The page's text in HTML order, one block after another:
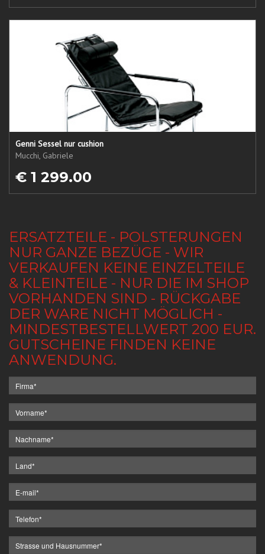
Genni Sessel nur cushion
Mucchi, Gabriele
€ 1 299.00
ERSATZTEILE - POLSTERUNGEN
NUR GANZE BEZÜGE - WIR
VERKAUFEN KEINE EINZELTEILE
& KLEINTEILE - NUR DIE IM SHOP
VORHANDEN SIND - RÜCKGABE
DER WARE NICHT MÖGLICH -
MINDESTBESTELLWERT 200 EUR.
GUTSCHEINE FINDEN KEINE
ANWENDUNG.